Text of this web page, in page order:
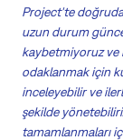
Project'te
uzun durum
kaybetmiyoruz ve
odaklanmak için
inceleyebilir ve
şekilde
tamamlanmaları